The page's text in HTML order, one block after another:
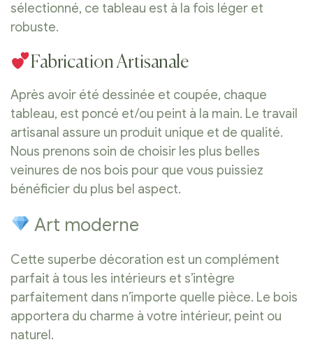
sélectionné, ce tableau est à la fois léger et
robuste.
Fabrication Artisanale
Après avoir été dessinée et coupée, chaque
tableau, est poncé et/ou peint à la main. Le travail
artisanal assure un produit unique et de qualité.
Nous prenons soin de choisir les plus belles
veinures de nos bois pour que vous puissiez
bénéficier du plus bel aspect.
Art moderne
Cette superbe décoration est un complément
parfait à tous les intérieurs et s’intègre
parfaitement dans n’importe quelle pièce. Le bois
apportera du charme à votre intérieur, peint ou
naturel.